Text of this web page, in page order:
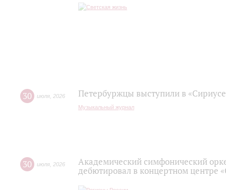
30 июля 2026 Петербуржцы выступили в
Музыкальный журнал
30 июля 2026
Академический симфонический
дебютировал в концертном центре